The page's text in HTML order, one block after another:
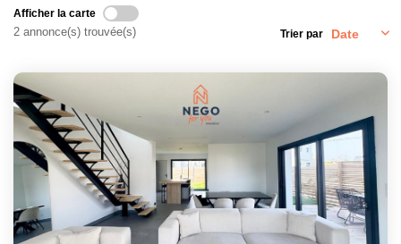
Afficher la carte
2 annonce(s) trouvée(s) Trier par